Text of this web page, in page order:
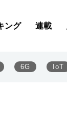
ング 連載
6G IoT